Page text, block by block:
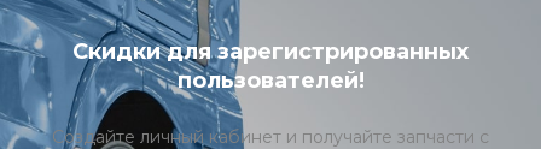
Скидки для зарегистрированных
пользователей!
Создайте личный кабинет и получайте запчасти с